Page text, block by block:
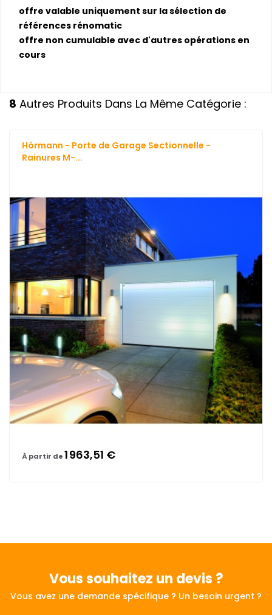
offre valable uniquement sur la sélection de
références rénomatic
offre non cumulable avec d'autres opérations en
cours
8 Autres Produits Dans La Même Catégorie :
Hörmann - Porte de Garage Sectionnelle -
Rainures M-...
À partir de1 963,51 €
Vous souhaitez un devis ?
Vous avez une demande spécifique ? Un besoin urgent ?